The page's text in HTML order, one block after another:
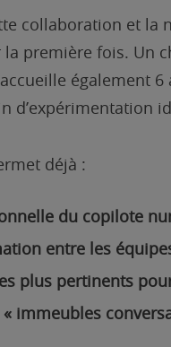
collaboration et la
première fois. Un
également
déjà :
du copilote
entre les
plus pertinents
immeubles